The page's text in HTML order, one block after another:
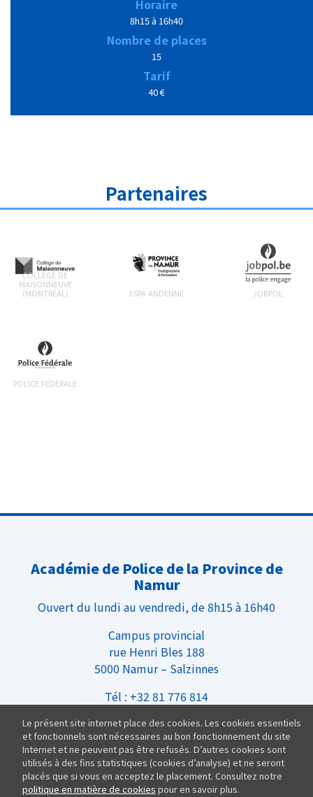
Horaire
8h15 à 16h40
Nombre de places
15
Tarif
40 €
Partenaires
COLLÈGE DE
MAISONNEUVE
(MONTRÉAL)
ESPA ANDENNE JOBPOL
POLICE FÉDÉRALE
Académie de Police de la Province de
Namur
Ouvert du lundi au vendredi, de 8h15 à 16h40
Campus provincial
rue Henri Bles 188
5000 Namur – Salzinnes
Tél : +32 81 776 814
Infos Pratiques
Nous rejoindre
Équipe
Le présent site internet place des cookies. Les cookies essentiels
et fonctionnels sont nécessaires au bon fonctionnement du site
Internet et ne peuvent pas être refusés. D’autres cookies sont
utilisés à des fins statistiques (cookies d’analyse) et ne seront
placés que si vous en acceptez le placement. Consultez notre
politique en matière de cookies pour en savoir plus.